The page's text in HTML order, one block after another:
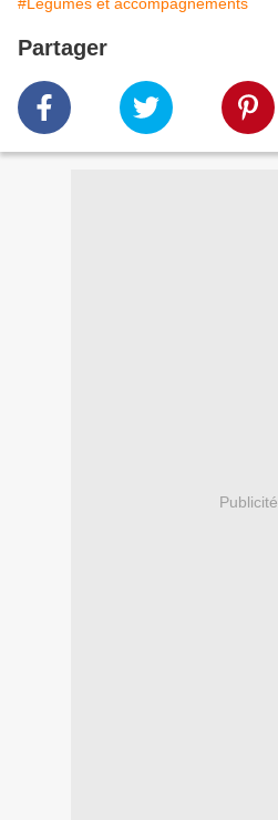
Partager
Publicité